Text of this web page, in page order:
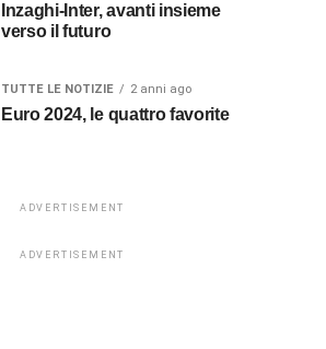
Inzaghi-Inter, avanti insieme
verso il futuro
TUTTE LE NOTIZIE 2 anni ago
Euro 2024, le quattro favorite
ADVERTISEMENT
ADVERTISEMENT